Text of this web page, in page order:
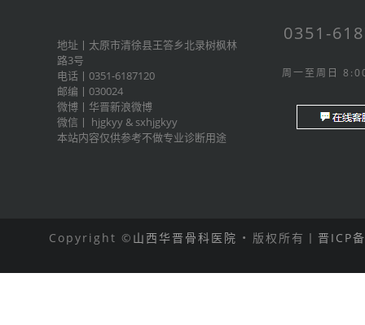
地址丨太原市清徐县王答乡北录树枫林
路3号
电话丨0351-6187120
邮编丨030024
微博丨 华晋新浪微博
微信丨 hjgkyy & sxhjgkyy
本站内容仅供参考不做专业诊断用途
0351-
周一至周日
Copyright © 山西华晋骨科医院 • 版权所有丨 晋ICP